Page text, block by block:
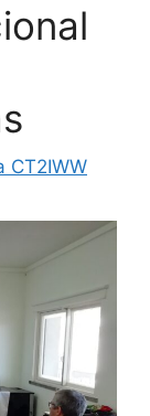
CT2IWW